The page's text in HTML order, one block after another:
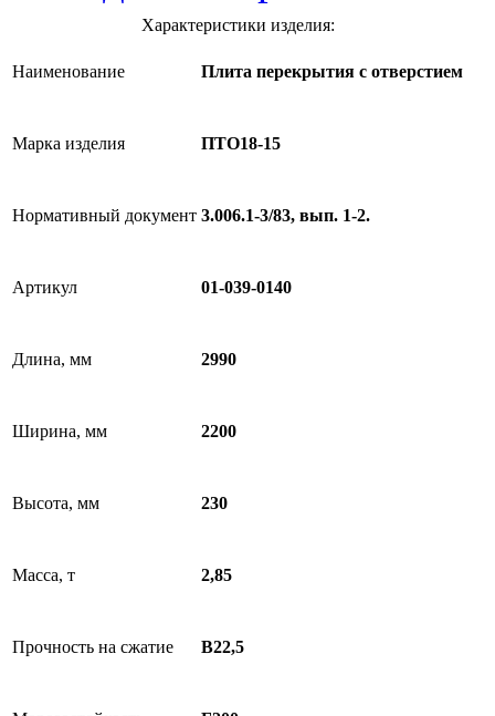
Характеристики изделия:
Наименование Плита перекрытия с отверстием
Марка изделия ПТО18-15
Нормативный документ 3.006.1-3/83, вып. 1-2.
Артикул 01-039-0140
Длина, мм 2990
Ширина, мм 2200
Высота, мм 230
Масса, т 2,85
Прочность на сжатие В22,5